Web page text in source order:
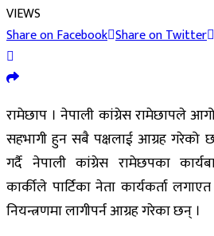
VIEWS
Share on Facebook Share on Twitter
रामेछाप । नेपाली कांग्रेस रामेछापले
सहभागी हुन सबै पक्षलाई आग्रह गरेको
गर्दै नेपाली कांग्रेस रामेछपका
कार्कीले पार्टिका नेता कार्यकर्ता
नियन्त्रणमा लागीपर्न आग्रह गरेका छन् ।